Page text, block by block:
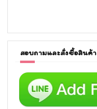
สอบถามและสั่งซื้อสินค้า